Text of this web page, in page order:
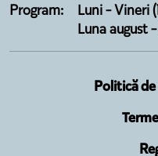
Program:
Luni - Vineri
Luna august
Politică